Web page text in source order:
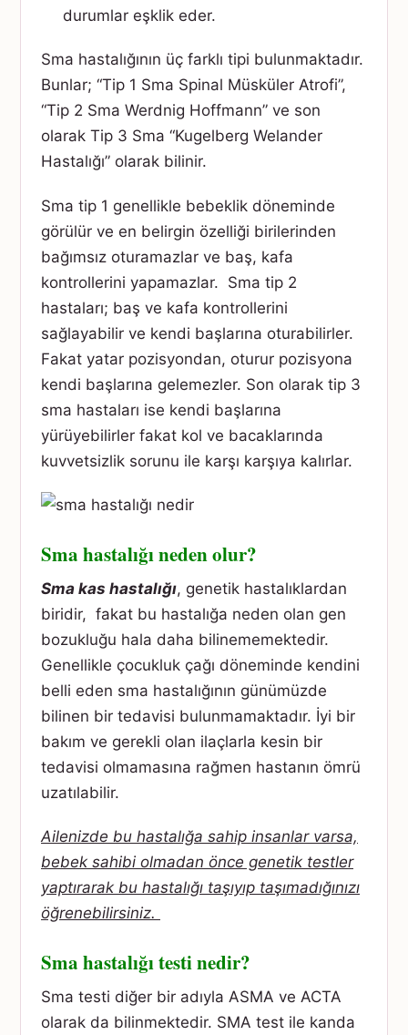
durumlar eşklik eder.
Sma hastalığının üç farklı tipi bulunmaktadır.
Bunlar; “Tip 1 Sma Spinal Müsküler Atrofi”,
“Tip 2 Sma Werdnig Hoffmann” ve son
olarak Tip 3 Sma “Kugelberg Welander
Hastalığı” olarak bilinir.
Sma tip 1 genellikle bebeklik döneminde
görülür ve en belirgin özelliği birilerinden
bağımsız oturamazlar ve baş, kafa
kontrollerini yapamazlar. Sma tip 2
hastaları; baş ve kafa kontrollerini
sağlayabilir ve kendi başlarına oturabilirler.
Fakat yatar pozisyondan, oturur pozisyona
kendi başlarına gelemezler. Son olarak tip 3
sma hastaları ise kendi başlarına
yürüyebilirler fakat kol ve bacaklarında
kuvvetsizlik sorunu ile karşı karşıya kalırlar.
Sma hastalığı neden olur?
Sma kas hastalığı, genetik hastalıklardan
biridir, fakat bu hastalığa neden olan gen
bozukluğu hala daha bilinememektedir.
Genellikle çocukluk çağı döneminde kendini
belli eden sma hastalığının günümüzde
bilinen bir tedavisi bulunmamaktadır. İyi bir
bakım ve gerekli olan ilaçlarla kesin bir
tedavisi olmamasına rağmen hastanın ömrü
uzatılabilir.
Ailenizde bu hastalığa sahip insanlar varsa,
bebek sahibi olmadan önce genetik testler
yaptırarak bu hastalığı taşıyıp taşımadığınızı
öğrenebilirsiniz.
Sma hastalığı testi nedir?
Sma testi diğer bir adıyla ASMA ve ACTA
olarak da bilinmektedir. SMA test ile kanda